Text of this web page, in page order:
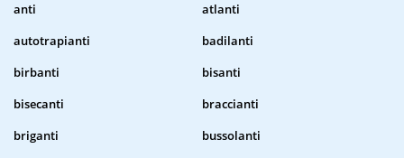
anti
atlanti
autotrapianti
badilanti
birbanti
bisanti
bisecanti
braccianti
briganti
bussolanti